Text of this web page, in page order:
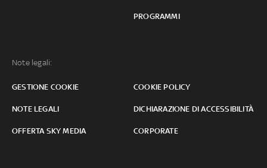
PROGRAMMI
Note legali:
GESTIONE COOKIE COOKIE POLICY
NOTE LEGALI DICHIARAZIONE DI ACCESSIBILITÀ
OFFERTA SKY MEDIA CORPORATE